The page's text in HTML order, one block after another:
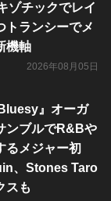
ゾチックでレイ
トランシーでメ
機軸
2026年08月05日
』オーガ
ンブルでR&Bや
るメジャー初
、Stones Taro
スも